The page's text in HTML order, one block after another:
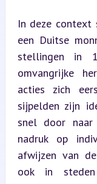
In deze context
een Duitse
stellingen in
omvangrijke
acties zich
sijpelden zijn
snel door naar
nadruk op
afwijzen van
ook in